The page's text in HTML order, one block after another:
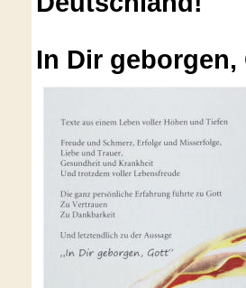
In Dir geborgen,